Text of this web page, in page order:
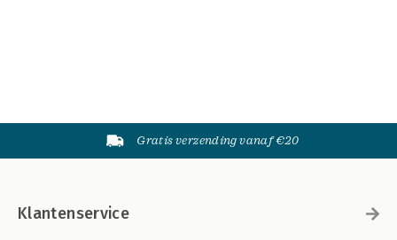
Gratis verzending vanaf €20
Klantenservice